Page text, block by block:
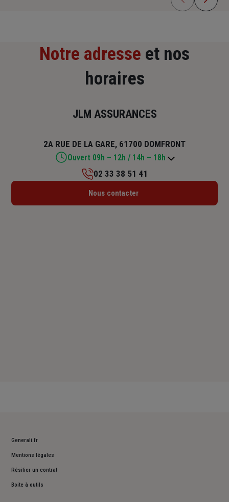
Notre adresse et nos
horaires
JLM ASSURANCES
2A RUE DE LA GARE, 61700 DOMFRONT
Ouvert 09h – 12h / 14h – 18h
Lundi : 09h – 12h / 14h – 18h
02 33 38 51 41
Nous contacter
Generali.fr
Mentions légales
Résilier un contrat
Boite à outils